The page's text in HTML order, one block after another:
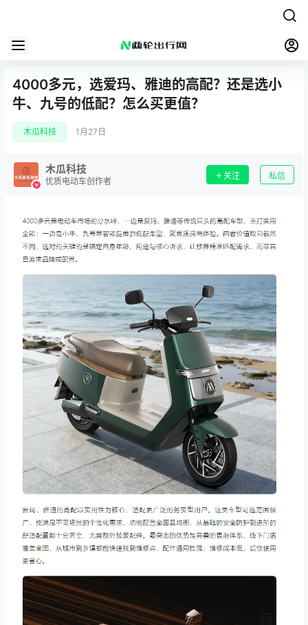
4000多元，选爱玛、雅迪的高配？还是选小
牛、九号的低配？怎么买更值？
木瓜科技 1月27日
木瓜科技
优质电动车创作者
关注 私信